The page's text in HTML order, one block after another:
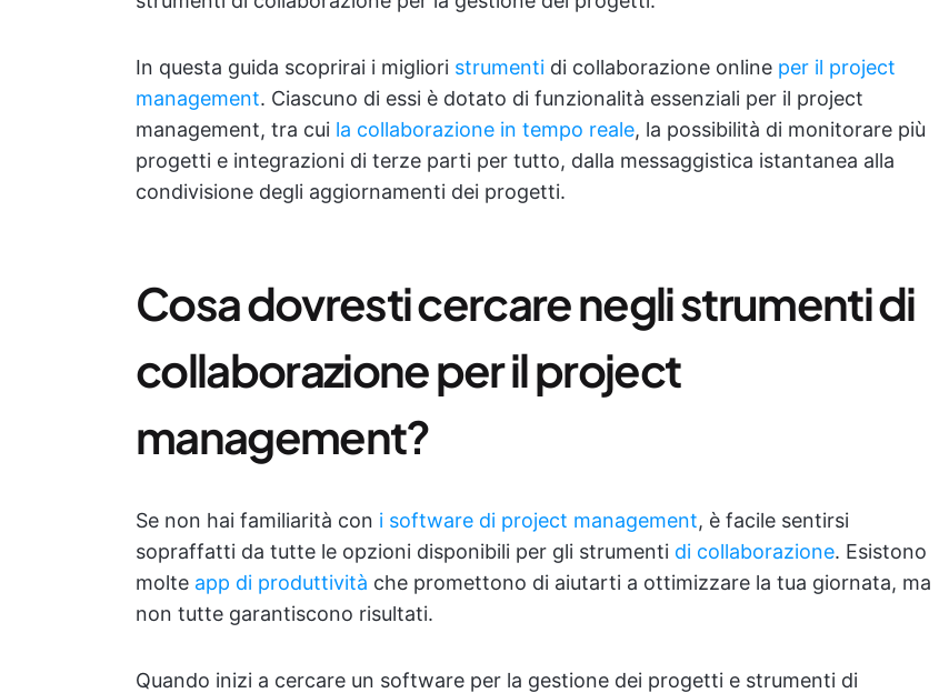
In questa guida scoprirai i migliori strumenti di collaborazione online per il project
management. Ciascuno di essi è dotato di funzionalità essenziali per il project
management, tra cui la collaborazione in tempo reale, la possibilità di monitorare più
progetti e integrazioni di terze parti per tutto, dalla messaggistica istantanea alla
condivisione degli aggiornamenti dei progetti.
Cosa dovresti cercare negli strumenti di
collaborazione per il project
management?
Se non hai familiarità con i software di project management, è facile sentirsi
sopraffatti da tutte le opzioni disponibili per gli strumenti di collaborazione. Esistono
molte app di produttività che promettono di aiutarti a ottimizzare la tua giornata, ma
non tutte garantiscono risultati.
Quando inizi a cercare un software per la gestione dei progetti e strumenti di